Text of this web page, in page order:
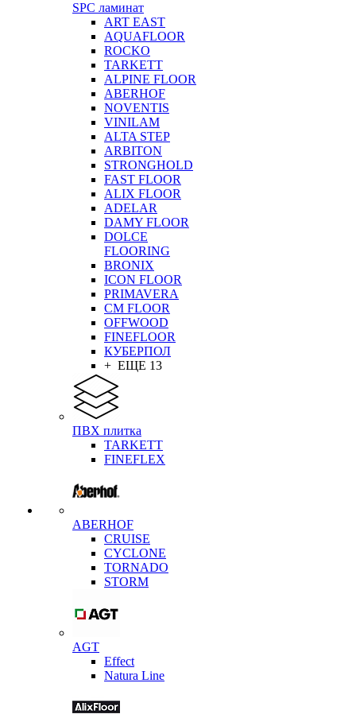
SPC ламинат
ART EAST
AQUAFLOOR
ROCKO
TARKETT
ALPINE FLOOR
ABERHOF
NOVENTIS
VINILAM
ALTA STEP
ARBITON
STRONGHOLD
FAST FLOOR
ALIX FLOOR
ADELAR
DAMY FLOOR
DOLCE
FLOORING
BRONIX
ICON FLOOR
PRIMAVERA
CM FLOOR
OFFWOOD
FINEFLOOR
КУБЕРПОЛ
+ ЕЩЕ 13
ПВХ плитка
TARKETT
FINEFLEX
ABERHOF
CRUISE
CYCLONE
TORNADO
STORM
AGT
Effect
Natura Line